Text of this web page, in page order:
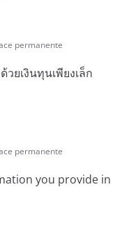
permanente
ยเงินทุนเพียงเล็ก
permanente
you provide in